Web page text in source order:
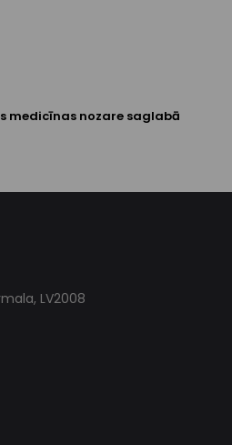
medicīnas nozare saglabā
LV2008